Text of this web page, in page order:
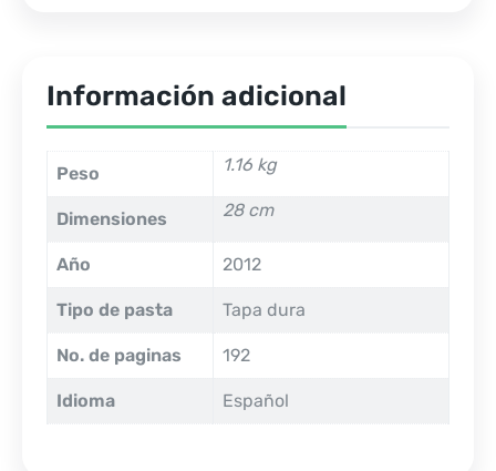
Información adicional
Peso 1.16 kg
Dimensiones 28 cm
Año 2012
Tipo de pasta Tapa dura
No. de paginas 192
Idioma Español